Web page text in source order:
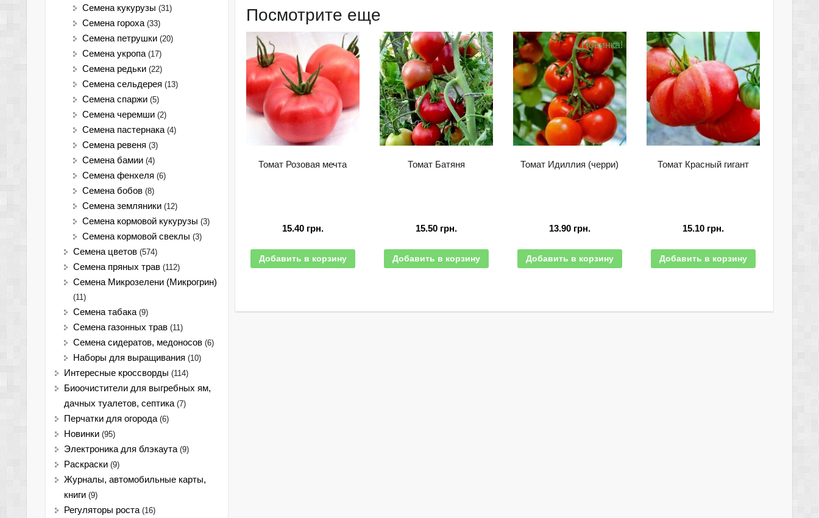
Посмотрите еще
Томат Розовая мечта
15.40 грн.
Добавить в корзину
Томат Батяня
15.50 грн.
Добавить в корзину
Новинка!
Томат Идиллия (черри)
13.90 грн.
Добавить в корзину
Томат Красный гигант
15.10 грн.
Добавить в корзину
Семена кукурузы (31)
Семена гороха (33)
Семена петрушки (20)
Семена укропа (17)
Семена редьки (22)
Семена сельдерея (13)
Семена спаржи (5)
Семена черемши (2)
Семена пастернака (4)
Семена ревеня (3)
Семена бамии (4)
Семена фенхеля (6)
Семена бобов (8)
Семена земляники (12)
Семена кормовой кукурузы (3)
Семена кормовой свеклы (3)
Семена цветов (574)
Семена пряных трав (112)
Семена Микрозелени (Микрогрин)
(11)
Семена табака (9)
Семена газонных трав (11)
Семена сидератов, медоносов (6)
Наборы для выращивания (10)
Интересные кроссворды (114)
Биоочистители для выгребных ям,
дачных туалетов, септика (7)
Перчатки для огорода (6)
Новинки (95)
Электроника для блэкаута (9)
Раскраски (9)
Журналы, автомобильные карты,
книги (9)
Регуляторы роста (16)